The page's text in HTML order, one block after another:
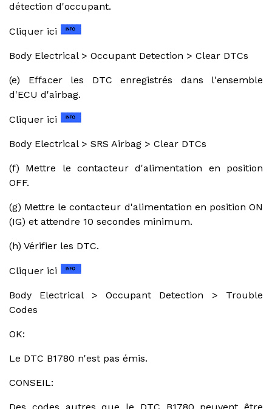
détection d'occupant.
Cliquer ici
Body Electrical > Occupant Detection > Clear DTCs
(e) Effacer les DTC enregistrés dans l'ensemble
d'ECU d'airbag.
Cliquer ici
Body Electrical > SRS Airbag > Clear DTCs
(f) Mettre le contacteur d'alimentation en position
OFF.
(g) Mettre le contacteur d'alimentation en position ON
(IG) et attendre 10 secondes minimum.
(h) Vérifier les DTC.
Cliquer ici
Body Electrical > Occupant Detection > Trouble
Codes
OK:
Le DTC B1780 n'est pas émis.
CONSEIL: